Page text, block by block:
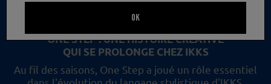
ONE STEP : UNE HISTOIRE CRÉATIVE
QUI SE PROLONGE CHEZ IKKS
Au fil des saisons, One Step a joué un rôle essentiel
OK